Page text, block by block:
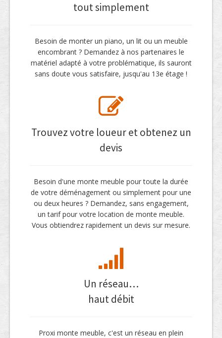
tout simplement
Besoin de monter un piano, un lit ou un meuble
encombrant ? Demandez à nos partenaires le
matériel adapté à votre problématique, ils sauront
sans doute vous satisfaire, jusqu'au 13e étage !
Trouvez votre loueur et obtenez un
devis
Besoin d'une monte meuble pour toute la durée
de votre déménagement ou simplement pour une
ou deux heures ? Demandez, sans engagement,
un tarif pour votre location de monte meuble.
Vous obtiendrez rapidement un devis sur mesure.
Un réseau…
haut débit
Proxi monte meuble, c'est un réseau en plein